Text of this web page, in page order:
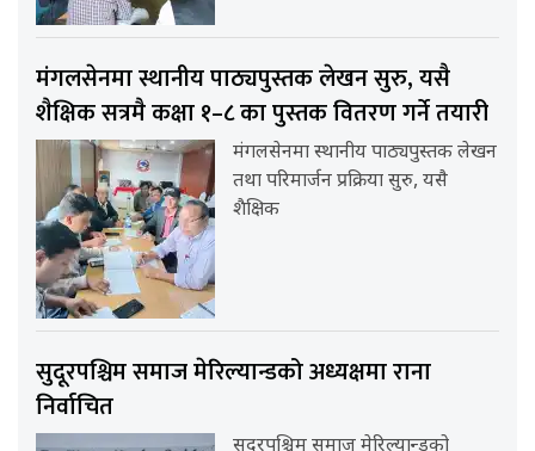
मंगलसेनमा स्थानीय पाठ्यपुस्तक लेखन सुरु, यसै
शैक्षिक सत्रमै कक्षा १–८ का पुस्तक वितरण गर्ने तयारी
मंगलसेनमा स्थानीय पाठ्यपुस्तक लेखन
तथा परिमार्जन प्रक्रिया सुरु, यसै
शैक्षिक
सुदूरपश्चिम समाज मेरिल्यान्डको अध्यक्षमा राना
निर्वाचित